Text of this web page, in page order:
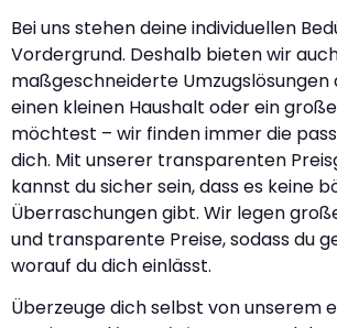
Bei uns stehen deine individuellen
Vordergrund. Deshalb bieten wir
maßgeschneiderte Umzugslösungen
einen kleinen Haushalt oder ein
möchtest – wir finden immer die
dich. Mit unserer transparenten
kannst du sicher sein, dass es keine
Überraschungen gibt. Wir legen
und transparente Preise, sodass du
worauf du dich einlässt.
Überzeuge dich selbst von unserem